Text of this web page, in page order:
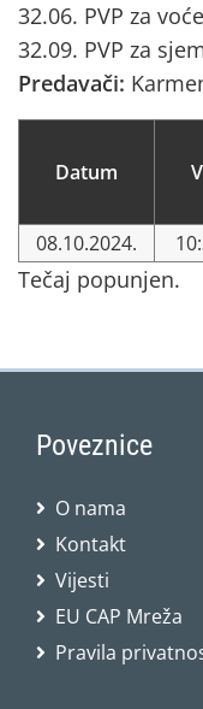
32.06. PVP za voće
32.09. PVP za
Predavači:
Datum
08.10.2024.
Tečaj popunjen.
Poveznice
O nama
Kontakt
Vijesti
EU CAP Mreža
Pravila